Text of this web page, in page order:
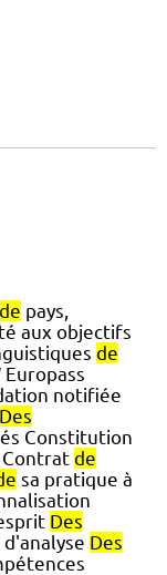
de pays,
aux objectifs
de
notifiée
Des
Constitution
Contrat de
sa pratique à
Des
Des